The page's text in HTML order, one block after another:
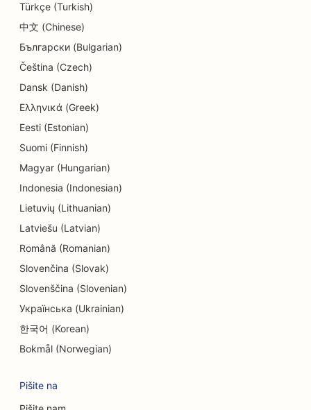
SEO za storitve izobraževanja in otroškega
SEO za kemične čistilnice
SEO za električarje
SEO za trgovine z elektroniko
SEO za endodontiste
SEO za zabavo in rekreacijo
SEO za inženirska podjetja
EO za etnične restavracije
SEO za storitve Facelift
SEO za družinske restavracije
SEO za restavracije Farm-to-Table
Türkçe (Turkish)
中文 (Chinese)
Български (Bulgarian)
Čeština (Czech)
Dansk (Danish)
Ελληνικά (Greek)
Eesti (Estonian)
Suomi (Finnish)
Magyar (Hungarian)
Indonesia (Indonesian)
Lietuvių (Lithuanian)
Latviešu (Latvian)
Română (Romanian)
Slovenčina (Slovak)
Slovenščina (Slovenian)
Українська (Ukrainian)
한국어 (Korean)
Bokmål (Norwegian)
Pišite na